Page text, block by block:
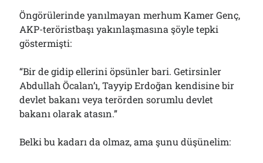
Öngörülerinde yanılmayan merhum Kamer Genç,
AKP-teröristbaşı yakınlaşmasına şöyle tepki
göstermişti:
“Bir de gidip ellerini öpsünler bari. Getirsinler
Abdullah Öcalan’ı, Tayyip Erdoğan kendisine bir
devlet bakanı veya terörden sorumlu devlet
bakanı olarak atasın.”
Belki bu kadarı da olmaz, ama şunu düşünelim: